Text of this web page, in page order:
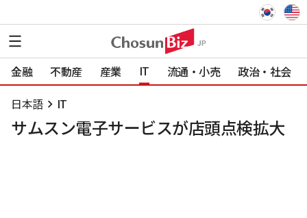
金融 不動産 産業 IT 流通・小売 政治・社会
日本語 IT
サムスン電子サービスが店頭点検拡大